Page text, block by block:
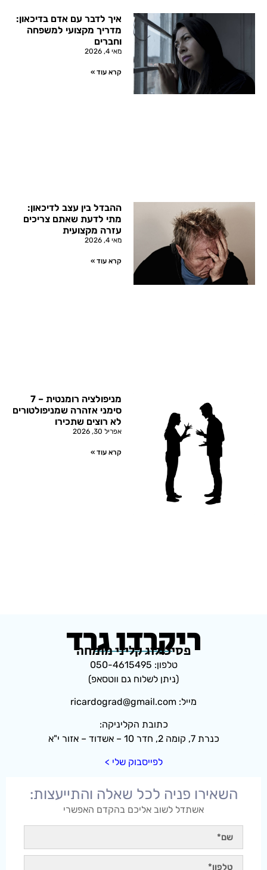
איך לדבר עם אדם בדיכאון:
מדריך מקצועי למשפחה
וחברים
מאי 4, 2026
קרא עוד »
ההבדל בין עצב לדיכאון:
מתי לדעת שאתם צריכים
עזרה מקצועית
מאי 4, 2026
קרא עוד »
מניפולציה רומנטית – 7
סימני אזהרה שמניפולטורים
לא רוצים שתכירו
אפריל 30, 2026
קרא עוד »
ריקרדו גרד
פסיכולוג קליני מומחה
טלפון: 050-4615495
(ניתן לשלוח גם ווטסאפ)
מייל: ricardograd@gmail.com
כתובת הקליניקה:
כנרת 7, קומה 2, חדר 10 – אשדוד – אזור י"א
לפייסבוק שלי >
השאירו פניה לכל שאלה והתייעצות:
אשתדל לשוב אליכם בהקדם האפשרי